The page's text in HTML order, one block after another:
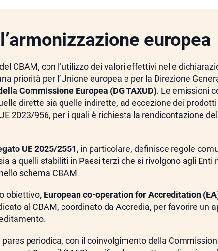
europea
CBAM, con l’utilizzo dei valori effettivi nelle
priorità per l’Unione europea e per la Direzione
Commissione Europea (DG TAXUD). Le emissioni
dirette sia quelle indirette, ad eccezione dei prodotti
2023/956, per i quali è richiesta la rendicontazione
UE 2025/2551, in particolare, definisce regole
a quelli stabiliti in Paesi terzi che si rivolgono agli Enti
schema CBAM.
obiettivo, European co-operation for Accreditation
al CBAM, coordinato da Accredia, per favorire un
periodica, con il coinvolgimento della